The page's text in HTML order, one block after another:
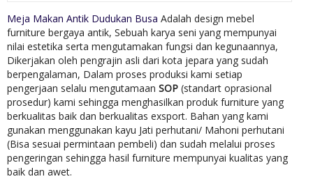
Meja Makan Antik Dudukan Busa Adalah design mebel
furniture bergaya antik, Sebuah karya seni yang mempunyai
nilai estetika serta mengutamakan fungsi dan kegunaannya,
Dikerjakan oleh pengrajin asli dari kota jepara yang sudah
berpengalaman, Dalam proses produksi kami setiap
pengerjaan selalu mengutamaan SOP (standart oprasional
prosedur) kami sehingga menghasilkan produk furniture yang
berkualitas baik dan berkualitas exsport. Bahan yang kami
gunakan menggunakan kayu Jati perhutani/ Mahoni perhutani
(Bisa sesuai permintaan pembeli) dan sudah melalui proses
pengeringan sehingga hasil furniture mempunyai kualitas yang
baik dan awet.